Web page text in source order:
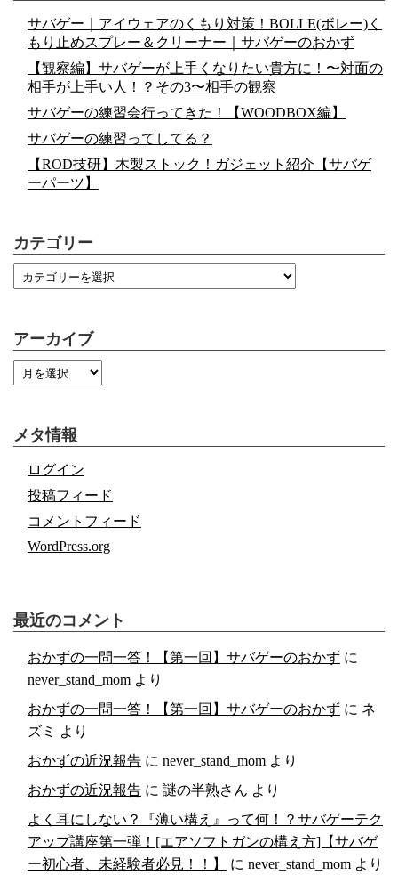
サバゲー｜アイウェアのくもり対策！BOLLE(ボレー)く
もり止めスプレー＆クリーナー｜サバゲーのおかず
【観察編】サバゲーが上手くなりたい貴方に！〜対面の
相手が上手い人！？その3〜相手の観察
サバゲーの練習会行ってきた！【WOODBOX編】
サバゲーの練習ってしてる？
【ROD技研】木製ストック！ガジェット紹介【サバゲ
ーパーツ】
カテゴリー
アーカイブ
メタ情報
ログイン
投稿フィード
コメントフィード
WordPress.org
最近のコメント
おかずの一問一答！【第一回】サバゲーのおかず に
never_stand_mom より
おかずの一問一答！【第一回】サバゲーのおかず に ネ
ズミ
より
おかずの近況報告 に never_stand_mom より
おかずの近況報告 に 謎の半熟さん より
よく耳にしない？『薄い構え』って何！？サバゲーテク
アップ講座第一弾！[エアソフトガンの構え方]【サバゲ
ー初心者、未経験者必見！！】
に never_stand_mom より